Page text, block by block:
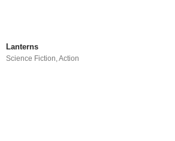
Lanterns
Science Fiction,Action